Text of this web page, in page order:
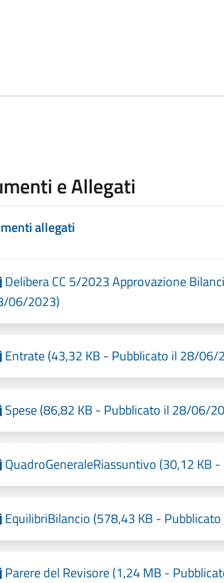
e Allegati
allegati
Delibera CC 5/2023 Approvazione
06/2023)
Entrate (43,32 KB - Pubblicato il 28/06/
Spese (86,82 KB - Pubblicato il 28/06/
QuadroGeneraleRiassuntivo (30,12 KB
EquilibriBilancio (578,43 KB -
Parere del Revisore (1,24 MB -